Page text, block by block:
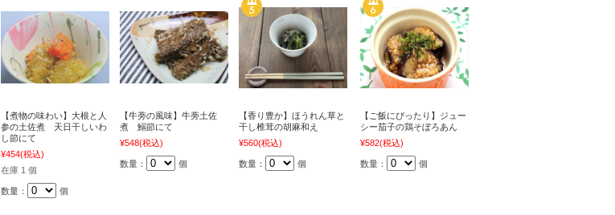
【煮物の味わい】大根と人
参の土佐煮 天日干しいわ
し節にて
¥454(税込)
在庫 1 個
数量： 個
【牛蒡の風味】牛蒡土佐
煮 鰯節にて
¥548(税込)
数量： 個
【香り豊か】ほうれん草と
干し椎茸の胡麻和え
¥560(税込)
数量： 個
【ご飯にぴったり】ジュー
シー茄子の鶏そぼろあん
¥582(税込)
数量： 個